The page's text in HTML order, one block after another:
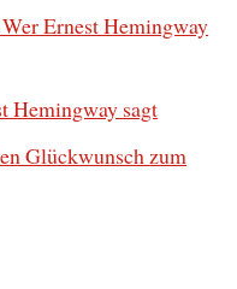
Ernest Hemingway
Hemingway sagt
Glückwunsch zum